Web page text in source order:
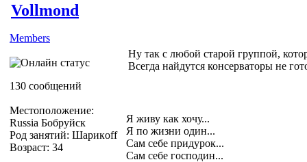
Vollmond
Members
130 сообщений
Местоположение:
Russia Бобруйск
Род занятий: Шарикoff
Возраст: 34
Ну так с любой старой группой,
Всегда найдутся консерваторы не
Я живу как хочу...
Я по жизни один...
Сам себе придурок...
Сам себе господин...